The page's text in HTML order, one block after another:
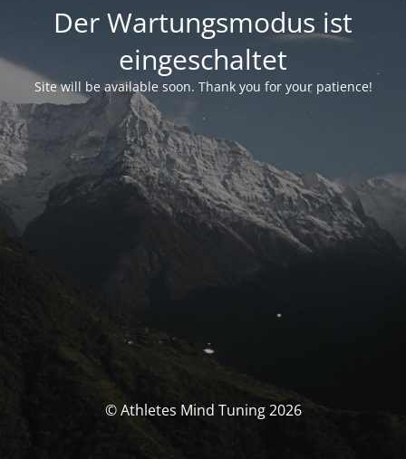
Der Wartungsmodus ist
eingeschaltet
Site will be available soon. Thank you for your patience!
© Athletes Mind Tuning 2026